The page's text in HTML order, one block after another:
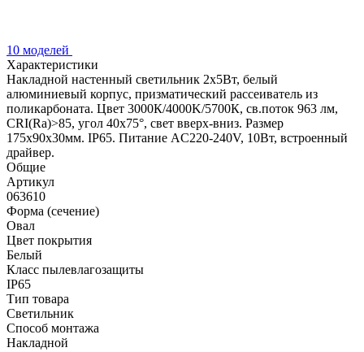
10 моделей
Характеристики
Накладной настенный светильник 2x5Вт, белый
алюминиевый корпус, призматический рассеиватель из
поликарбоната. Цвет 3000К/4000K/5700К, св.поток 963 лм,
CRI(Ra)>85, угол 40x75°, свет вверх-вниз. Размер
175x90x30мм. IP65. Питание AC220-240V, 10Вт, встроенный
драйвер.
Общие
Артикул
063610
Форма (сечение)
Овал
Цвет покрытия
Белый
Класс пылевлагозащиты
IP65
Тип товара
Светильник
Способ монтажа
Накладной